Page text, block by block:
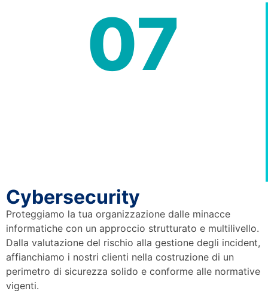
07
Cybersecurity
Proteggiamo la tua organizzazione dalle minacce
informatiche con un approccio strutturato e multilivello.
Dalla valutazione del rischio alla gestione degli incident,
affianchiamo i nostri clienti nella costruzione di un
perimetro di sicurezza solido e conforme alle normative
vigenti.